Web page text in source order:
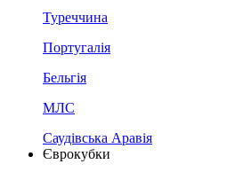
Туреччина
Португалія
Бельгія
МЛС
Саудівська Аравія
Єврокубки